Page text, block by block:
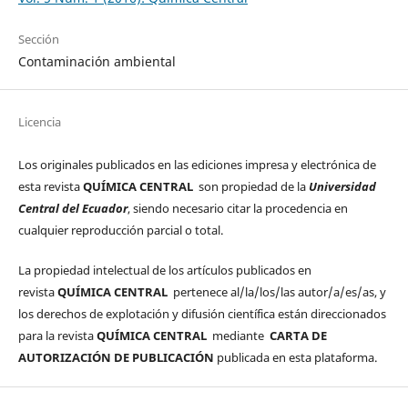
Sección
Contaminación ambiental
Licencia
Los originales publicados en las ediciones impresa y electrónica de
esta revistaQUÍMICA CENTRAL son propiedad de la Universidad
Central del Ecuador, siendo necesario citar la procedencia en
cualquier reproducción parcial o total.
La propiedad intelectual de los artículos publicados en
revistaQUÍMICA CENTRAL pertenece al/la/los/las autor/a/es/as, y
los derechos de explotación y difusión científica están direccionados
para la revistaQUÍMICA CENTRAL mediante CARTA DE
AUTORIZACIÓN DE PUBLICACIÓN publicada en esta plataforma.